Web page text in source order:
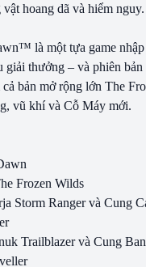
hoang dã và hiểm nguy.
là một tựa game nhập
giải thưởng – và phiên
bản mở rộng lớn The
vũ khí và Cỗ Máy mới.
Frozen Wilds
Storm Ranger và Cung
Trailblazer và Cung